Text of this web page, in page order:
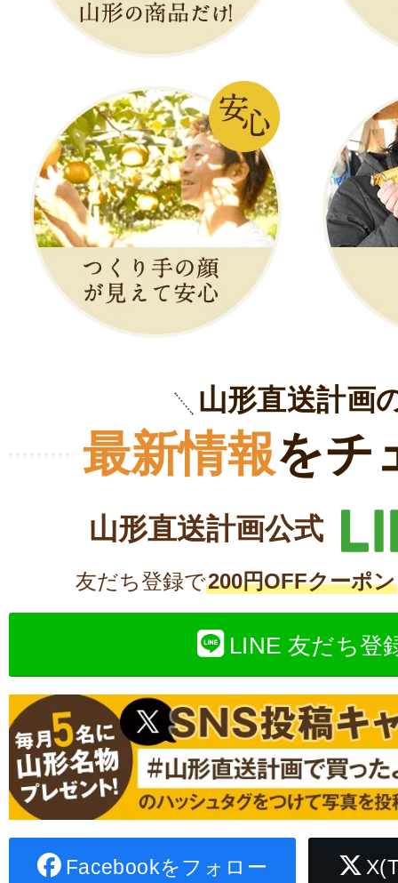
山形直送計画
最新情報をチ
山形直送計画公式
友だち登録で200円OFFクーポン
LINE 友だち登
Facebookをフォロー